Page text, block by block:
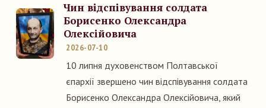
Чин відспівування солдата
Борисенко Олександра
Олексійовича
2026-07-10
10 липня духовенством Полтавської
єпархії звершено чин відспівування солдата
Борисенко Олександра Олексійовича, який